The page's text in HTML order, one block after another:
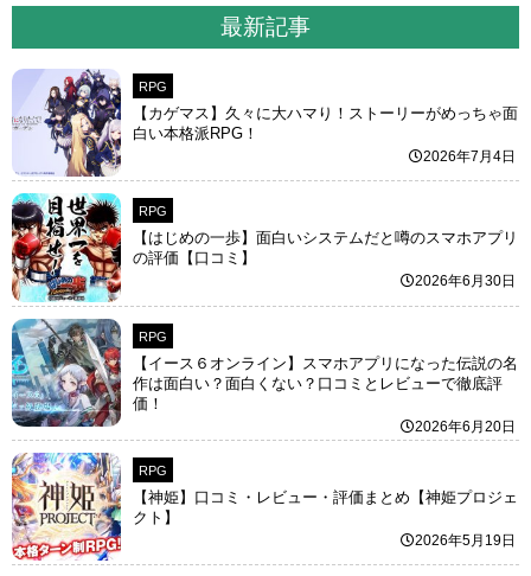
最新記事
RPG
【カゲマス】久々に大ハマり！ストーリーがめっちゃ面
白い本格派RPG！
2026年7月4日
RPG
【はじめの一歩】面白いシステムだと噂のスマホアプリ
の評価【口コミ】
2026年6月30日
RPG
【イース６オンライン】スマホアプリになった伝説の名
作は面白い？面白くない？口コミとレビューで徹底評
価！
2026年6月20日
RPG
【神姫】口コミ・レビュー・評価まとめ【神姫プロジェ
クト】
2026年5月19日